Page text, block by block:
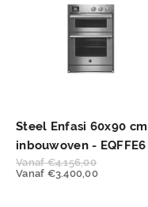
Steel Enfasi 60x90 cm
inbouwoven - EQFFE6
Vanaf€4.156,00
Vanaf €3.400,00